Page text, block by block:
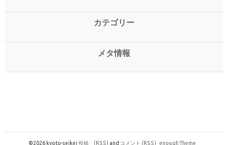
カテゴリー
メタ情報
©2026 kyoto-seikei投稿 (RSS) and コメント (RSS) enough Theme